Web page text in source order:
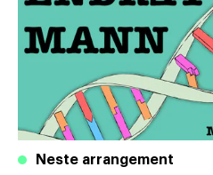
Neste arrangement